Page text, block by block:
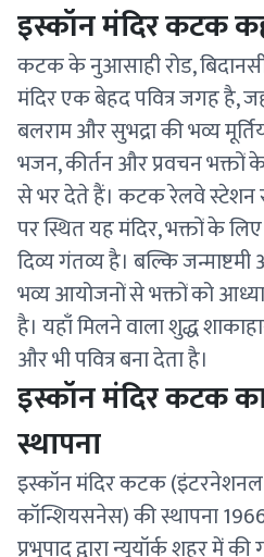
इस्कॉन मंदिर कटक
कटक के नुआसाही रोड,
मंदिर एक बेहद पवित्र जगह है,
बलराम और सुभद्रा की भव्य
भजन, कीर्तन और प्रवचन
से भर देते हैं। कटक रेलवे स्टेशन
पर स्थित यह मंदिर, भक्तों के
दिव्य गंतव्य है। बल्कि जन्माष्टमी
भव्य आयोजनों से भक्तों को
है। यहाँ मिलने वाला शुद्ध
और भी पवित्र बना देता है।
इस्कॉन मंदिर कटक
स्थापना
इस्कॉन मंदिर कटक (इंटरनेशनल
कॉन्शियसनेस) की स्थापना
प्रभुपाद द्वारा न्यूयॉर्क शहर में